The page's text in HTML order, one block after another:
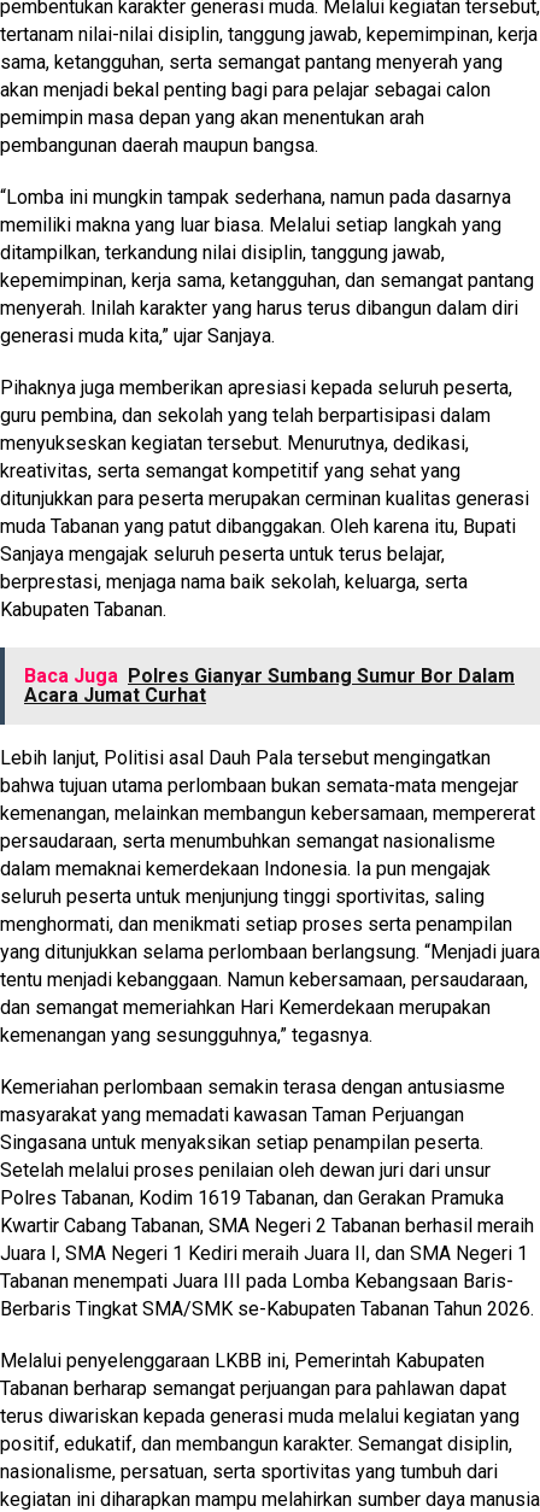
pembentukan karakter generasi muda. Melalui kegiatan tersebut,
tertanam nilai-nilai disiplin, tanggung jawab, kepemimpinan, kerja
sama, ketangguhan, serta semangat pantang menyerah yang
akan menjadi bekal penting bagi para pelajar sebagai calon
pemimpin masa depan yang akan menentukan arah
pembangunan daerah maupun bangsa.
“Lomba ini mungkin tampak sederhana, namun pada dasarnya
memiliki makna yang luar biasa. Melalui setiap langkah yang
ditampilkan, terkandung nilai disiplin, tanggung jawab,
kepemimpinan, kerja sama, ketangguhan, dan semangat pantang
menyerah. Inilah karakter yang harus terus dibangun dalam diri
generasi muda kita,” ujar Sanjaya.
Pihaknya juga memberikan apresiasi kepada seluruh peserta,
guru pembina, dan sekolah yang telah berpartisipasi dalam
menyukseskan kegiatan tersebut. Menurutnya, dedikasi,
kreativitas, serta semangat kompetitif yang sehat yang
ditunjukkan para peserta merupakan cerminan kualitas generasi
muda Tabanan yang patut dibanggakan. Oleh karena itu, Bupati
Sanjaya mengajak seluruh peserta untuk terus belajar,
berprestasi, menjaga nama baik sekolah, keluarga, serta
Kabupaten Tabanan.
Baca Juga Polres Gianyar Sumbang Sumur Bor Dalam
Acara Jumat Curhat
Lebih lanjut, Politisi asal Dauh Pala tersebut mengingatkan
bahwa tujuan utama perlombaan bukan semata-mata mengejar
kemenangan, melainkan membangun kebersamaan, mempererat
persaudaraan, serta menumbuhkan semangat nasionalisme
dalam memaknai kemerdekaan Indonesia. Ia pun mengajak
seluruh peserta untuk menjunjung tinggi sportivitas, saling
menghormati, dan menikmati setiap proses serta penampilan
yang ditunjukkan selama perlombaan berlangsung. “Menjadi juara
tentu menjadi kebanggaan. Namun kebersamaan, persaudaraan,
dan semangat memeriahkan Hari Kemerdekaan merupakan
kemenangan yang sesungguhnya,” tegasnya.
Kemeriahan perlombaan semakin terasa dengan antusiasme
masyarakat yang memadati kawasan Taman Perjuangan
Singasana untuk menyaksikan setiap penampilan peserta.
Setelah melalui proses penilaian oleh dewan juri dari unsur
Polres Tabanan, Kodim 1619 Tabanan, dan Gerakan Pramuka
Kwartir Cabang Tabanan, SMA Negeri 2 Tabanan berhasil meraih
Juara I, SMA Negeri 1 Kediri meraih Juara II, dan SMA Negeri 1
Tabanan menempati Juara III pada Lomba Kebangsaan Baris-
Berbaris Tingkat SMA/SMK se-Kabupaten Tabanan Tahun 2026.
Melalui penyelenggaraan LKBB ini, Pemerintah Kabupaten
Tabanan berharap semangat perjuangan para pahlawan dapat
terus diwariskan kepada generasi muda melalui kegiatan yang
positif, edukatif, dan membangun karakter. Semangat disiplin,
nasionalisme, persatuan, serta sportivitas yang tumbuh dari
kegiatan ini diharapkan mampu melahirkan sumber daya manusia